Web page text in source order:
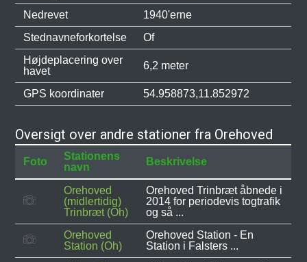
Nedrevet
1940'erne
Stednavneforkortelse
Of
Højdeplacering over
havet
6,2 meter
GPS koordinater 54.958873,11.852972
Oversigt over andre stationer fra Orehoved
Foto
Stationens
navn
Beskrivelse
Orehoved
(midlertidig)
Trinbræt (Oh)
Orehoved Trinbræt åbnede i
2014 for periodevis togtrafik
og så ...
Orehoved
Station (Oh)
Orehoved Station - En
Station i Falsters ...